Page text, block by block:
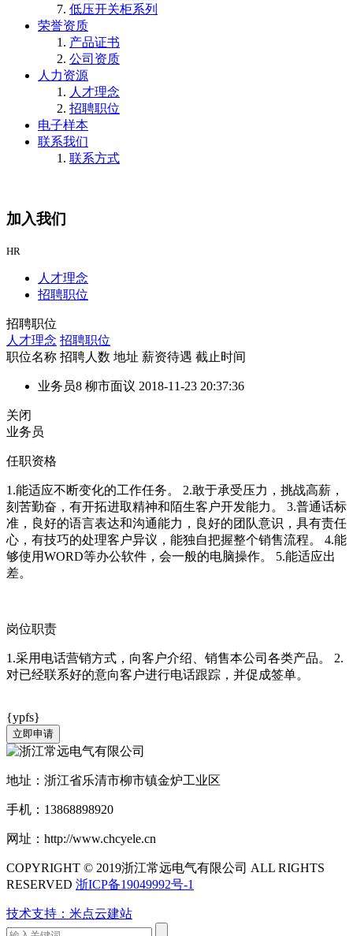
低压开关柜系列
荣誉资质
产品证书
公司资质
人力资源
人才理念
招聘职位
电子样本
联系我们
联系方式
加入我们
HR
人才理念
招聘职位
招聘职位
人才理念 招聘职位
职位名称 招聘人数 地址 薪资待遇 截止时间
业务员8 柳市面议 2018-11-23 20:37:36
关闭
业务员
任职资格
1.能适应不断变化的工作任务。 2.敢于承受压力，挑战高薪，
刻苦勤奋，有开拓进取精神和陌生客户开发能力。 3.普通话标
准，良好的语言表达和沟通能力，良好的团队意识，具有责任
心，有技巧的处理客户异议，能独自把握整个销售流程。 4.能
够使用WORD等办公软件，会一般的电脑操作。 5.能适应出
差。
岗位职责
1.采用电话营销方式，向客户介绍、销售本公司各类产品。 2.
对已经联系好的意向客户进行电话跟踪，并促成签单。
{ypfs}
地址：浙江省乐清市柳市镇金炉工业区
手机：13868898920
网址：http://www.chcyele.cn
COPYRIGHT © 2019浙江常远电气有限公司 ALL RIGHTS
RESERVED 浙ICP备19049992号-1
技术支持：米点云建站